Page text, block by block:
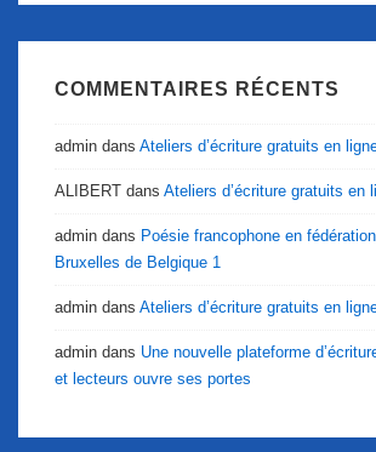
COMMENTAIRES RÉCENTS
admin dans Ateliers d’écriture gratuits en
ALIBERT dans Ateliers d’écriture gratuits en
admin dans Poésie francophone en
Bruxelles de Belgique 1
admin dans Ateliers d’écriture gratuits en
admin dans Une nouvelle plateforme
et lecteurs ouvre ses portes